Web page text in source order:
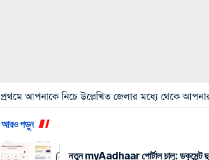
প্রথমে আপনাকে নিচে উল্লেখিত জেলার মধ্যে থেকে
আরও পড়ুন
নতুন myAadhaar পোর্টাল চালু: ডকুমেন্ট